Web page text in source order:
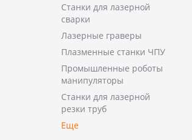
Станки для лазерной
сварки
Лазерные граверы
Плазменные станки ЧПУ
Промышленные роботы
манипуляторы
Станки для лазерной
резки труб
Еще